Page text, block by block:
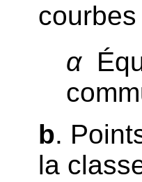
courbes
α
b.
la